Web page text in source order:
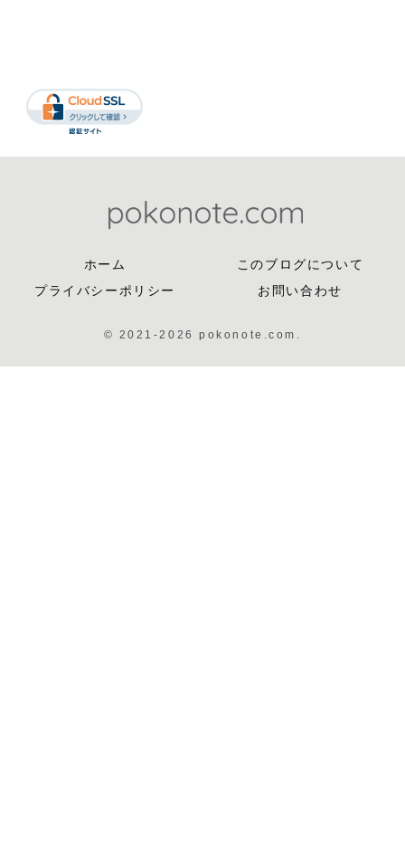
ホーム
このブログについて
プライバシーポリシー
お問い合わせ
© 2021-2026 pokonote.com.